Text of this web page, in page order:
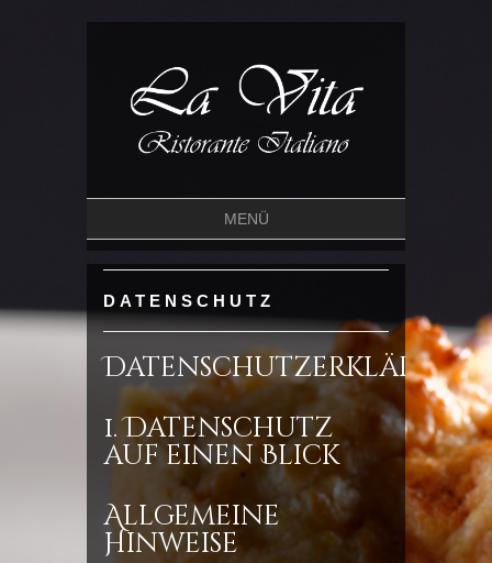
MENÜ
DATENSCHUTZ
Datenschutzerklärung
1. Datenschutz
auf einen Blick
Allgemeine
Hinweise